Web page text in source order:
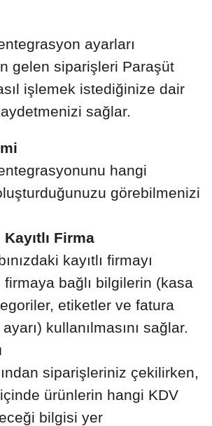
ayarları
gelen siparişleri Paraşüt
işlemek istediğinize dair
sağlar.
hangi
görebilmenizi
Firma
kayıtlı firmayı
bağlı bilgilerin (kasa
etiketler ve fatura
kullanılmasını sağlar.
siparişleriniz çekilirken,
ürünlerin hangi KDV
bilgisi yer